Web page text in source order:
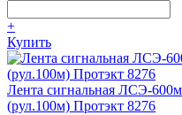
+
Купить
Лента сигнальная ЛСЭ-
(рул.100м) Протэкт 8276